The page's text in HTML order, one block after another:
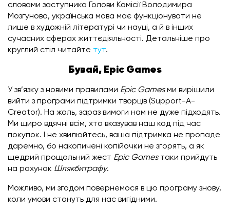
словами заступника Голови Комісії Володимира
Мозгунова, українська мова має функціонувати не
лише в художній літературі чи науці, а й в інших
сучасних сферах життєдіяльності. Детальніше про
круглий стіл читайте тут.
Бувай, Epic Games
У зв’язку з новими правилами Epic Gamesми вирішили
вийти з програми підтримки творців (Support-A-
Creator). На жаль, зараз вимоги нам не дуже підходять.
Ми щиро вдячні всім, хто вказував наш код під час
покупок. І не хвилюйтесь, ваша підтримка не пропаде
даремно, бо накопичені копійочки не згорять, а як
щедрий прощальний жест Epic Gamesтаки прийдуть
на рахунок Шлякбитрафу.
Можливо, ми згодом повернемося в цю програму знову,
коли умови стануть для нас вигідними.